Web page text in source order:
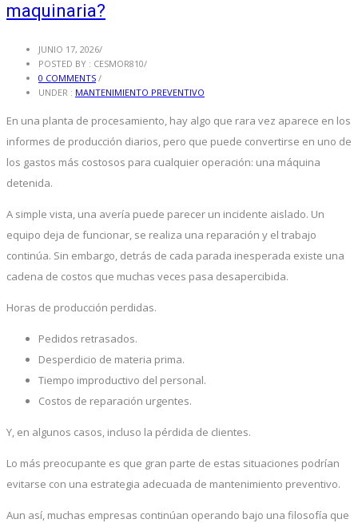
maquinaria?
JUNIO 17, 2026/
POSTED BY : CESMOR810/
0 COMMENTS /
UNDER : MANTENIMIENTO PREVENTIVO
En una planta de procesamiento, hay algo que rara vez aparece en los
informes de producción diarios, pero que puede convertirse en uno de
los gastos más costosos para cualquier operación: una máquina
detenida.
A simple vista, una avería puede parecer un incidente aislado. Un
equipo deja de funcionar, se realiza una reparación y el trabajo
continúa. Sin embargo, detrás de cada parada inesperada existe una
cadena de costos que muchas veces pasa desapercibida.
Horas de producción perdidas.
Pedidos retrasados.
Desperdicio de materia prima.
Tiempo improductivo del personal.
Costos de reparación urgentes.
Y, en algunos casos, incluso la pérdida de clientes.
Lo más preocupante es que gran parte de estas situaciones podrían
evitarse con una estrategia adecuada de mantenimiento preventivo.
Aun así, muchas empresas continúan operando bajo una filosofía que